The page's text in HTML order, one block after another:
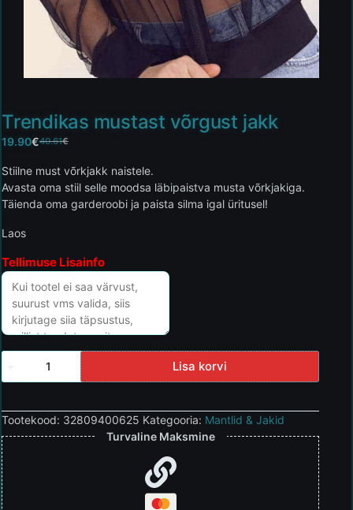
Trendikas mustast võrgust jakk
40.61€
19.90€
Stiilne must võrkjakk naistele.
Avasta oma stiil selle moodsa läbipaistva musta võrkjakiga.
Täienda oma garderoobi ja paista silma igal üritusel!
Laos
Tellimuse Lisainfo
Lisa korvi
Tootekood: 32809400625 Kategooria: Mantlid & Jakid
Turvaline Maksmine